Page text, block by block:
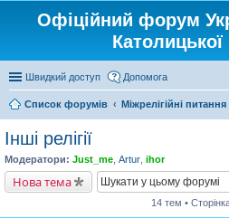
Офіційний форум
Швидкий доступ Допомога
Список форумів Міжрелігійні питання
Інші релігії
Модератори: Just_me Artur ihor
Нова тема
14 тем •